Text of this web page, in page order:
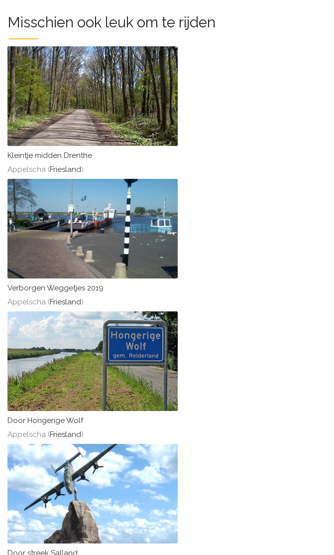
Misschien ook leuk om te rijden
Kleintje midden Drenthe
Appelscha (Friesland)
Verborgen Weggetjes 2019
Appelscha (Friesland)
Door Hongerige Wolf
Appelscha (Friesland)
Door streek Salland